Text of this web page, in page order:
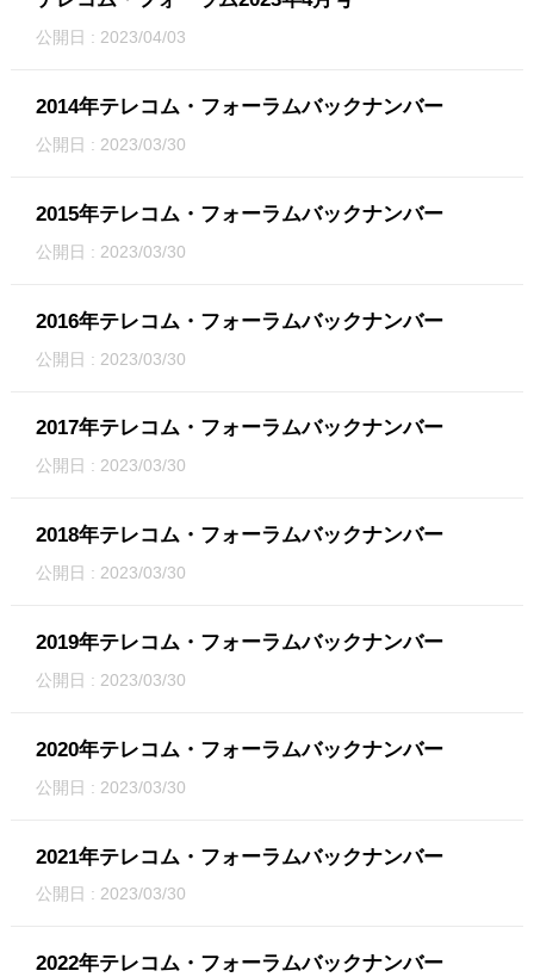
公開日 : 2023/04/03
2014年テレコム・フォーラムバックナンバー
公開日 : 2023/03/30
2015年テレコム・フォーラムバックナンバー
公開日 : 2023/03/30
2016年テレコム・フォーラムバックナンバー
公開日 : 2023/03/30
2017年テレコム・フォーラムバックナンバー
公開日 : 2023/03/30
2018年テレコム・フォーラムバックナンバー
公開日 : 2023/03/30
2019年テレコム・フォーラムバックナンバー
公開日 : 2023/03/30
2020年テレコム・フォーラムバックナンバー
公開日 : 2023/03/30
2021年テレコム・フォーラムバックナンバー
公開日 : 2023/03/30
2022年テレコム・フォーラムバックナンバー